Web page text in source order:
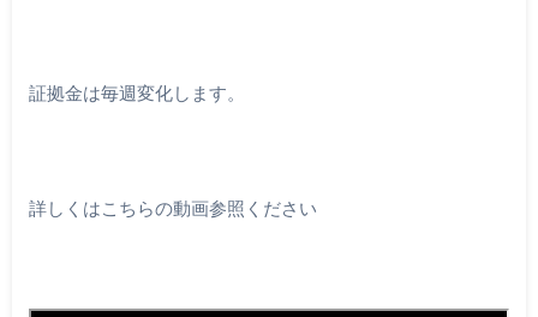
証拠金は毎週変化します。
詳しくはこちらの動画参照ください